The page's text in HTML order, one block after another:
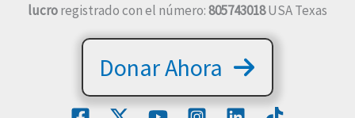
lucroregistrado con el número:805743018USA Texas
Donar Ahora